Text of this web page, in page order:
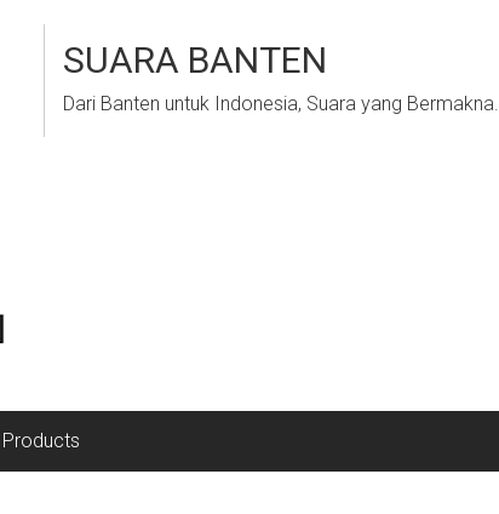
SUARA BANTEN
Dari Banten untuk Indonesia, Suara yang Bermakna.
Products